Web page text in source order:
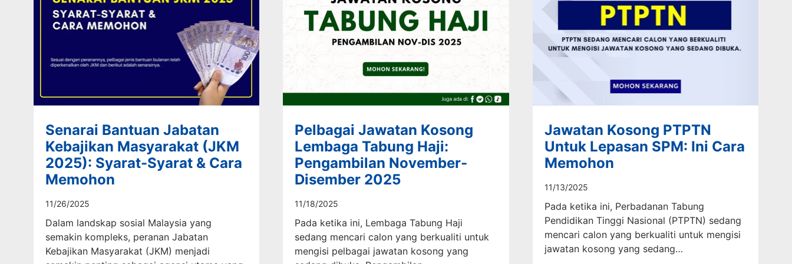
Senarai Bantuan Jabatan
Kebajikan Masyarakat (JKM
2025): Syarat-Syarat & Cara
Memohon
11/26/2025
Dalam landskap sosial Malaysia yang
semakin kompleks, peranan Jabatan
Kebajikan Masyarakat (JKM) menjadi
Pelbagai Jawatan Kosong
Lembaga Tabung Haji:
Pengambilan November-
Disember 2025
11/18/2025
Pada ketika ini, Lembaga Tabung Haji
sedang mencari calon yang berkualiti untuk
mengisi pelbagai jawatan kosong yang
Jawatan Kosong PTPTN
Untuk Lepasan SPM: Ini Cara
Memohon
11/13/2025
Pada ketika ini, Perbadanan Tabung
Pendidikan Tinggi Nasional (PTPTN) sedang
mencari calon yang berkualiti untuk mengisi
jawatan kosong yang sedang…